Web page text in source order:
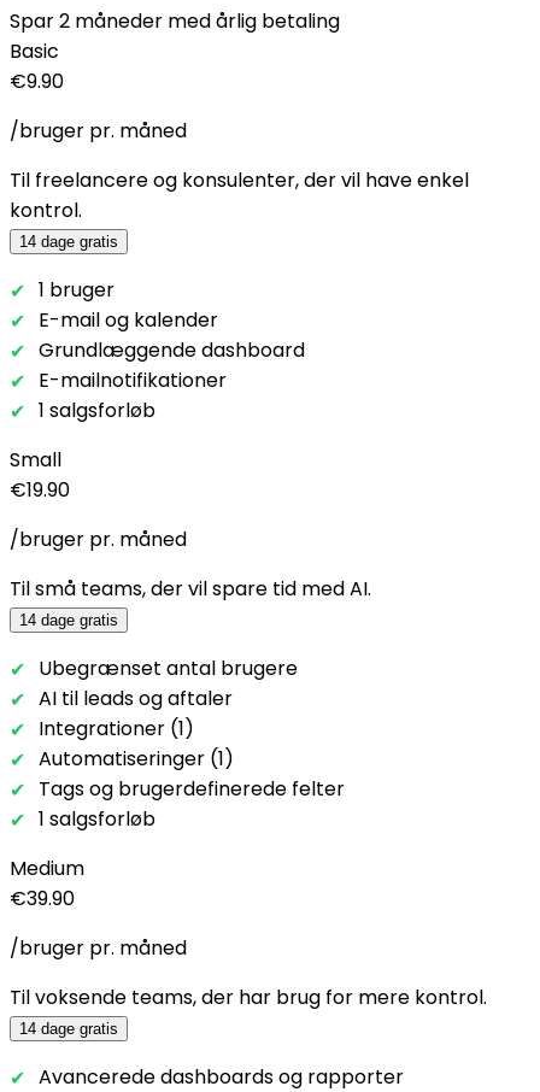
Spar 2 måneder med årlig betaling
Basic
€9.90
/bruger pr. måned
Til freelancere og konsulenter, der vil have enkel
kontrol.
14 dage gratis
1 bruger
E-mail og kalender
Grundlæggende dashboard
E-mailnotifikationer
1 salgsforløb
Small
€19.90
/bruger pr. måned
Til små teams, der vil spare tid med AI.
14 dage gratis
Ubegrænset antal brugere
AI til leads og aftaler
Integrationer (1)
Automatiseringer (1)
Tags og brugerdefinerede felter
1 salgsforløb
Medium
€39.90
/bruger pr. måned
Til voksende teams, der har brug for mere kontrol.
14 dage gratis
Avancerede dashboards og rapporter